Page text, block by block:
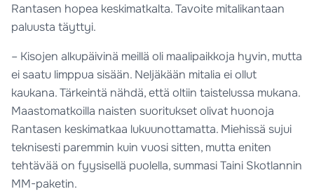
Rantasen hopea keskimatkalta. Tavoite mitalikantaan
paluusta täyttyi.
– Kisojen alkupäivinä meillä oli maalipaikkoja hyvin, mutta
ei saatu limppua sisään. Neljäkään mitalia ei ollut
kaukana. Tärkeintä nähdä, että oltiin taistelussa mukana.
Maastomatkoilla naisten suoritukset olivat huonoja
Rantasen keskimatkaa lukuunottamatta. Miehissä sujui
teknisesti paremmin kuin vuosi sitten, mutta eniten
tehtävää on fyysisellä puolella, summasi Taini Skotlannin
MM-paketin.